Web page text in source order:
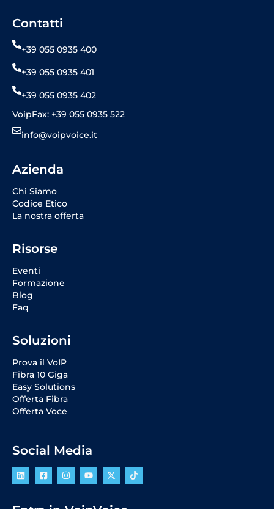
Contatti
+39 055 0935 400
+39 055 0935 401
+39 055 0935 402
VoipFax: +39 055 0935 522
info@voipvoice.it
Azienda
Chi Siamo
Codice Etico
La nostra offerta
Risorse
Eventi
Formazione
Blog
Faq
Soluzioni
Prova il VoIP
Fibra 10 Giga
Easy Solutions
Offerta Fibra
Offerta Voce
Social Media